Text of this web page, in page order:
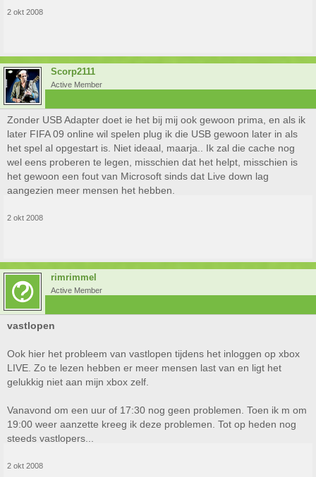
2 okt 2008
Scorp2111
Active Member
Zonder USB Adapter doet ie het bij mij ook gewoon prima, en als ik
later FIFA 09 online wil spelen plug ik die USB gewoon later in als
het spel al opgestart is. Niet ideaal, maarja.. Ik zal die cache nog
wel eens proberen te legen, misschien dat het helpt, misschien is
het gewoon een fout van Microsoft sinds dat Live down lag
aangezien meer mensen het hebben.
2 okt 2008
rimrimmel
Active Member
vastlopen
Ook hier het probleem van vastlopen tijdens het inloggen op xbox
LIVE. Zo te lezen hebben er meer mensen last van en ligt het
gelukkig niet aan mijn xbox zelf.
Vanavond om een uur of 17:30 nog geen problemen. Toen ik m om
19:00 weer aanzette kreeg ik deze problemen. Tot op heden nog
steeds vastlopers...
2 okt 2008